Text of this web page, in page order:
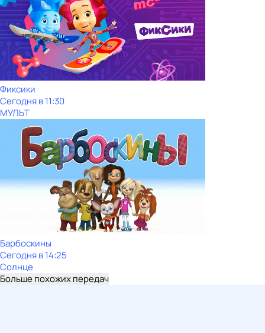
Фиксики
Сегодня в 11:30
МУЛЬТ
Барбоскины
Сегодня в 14:25
Солнце
Больше похожих передач